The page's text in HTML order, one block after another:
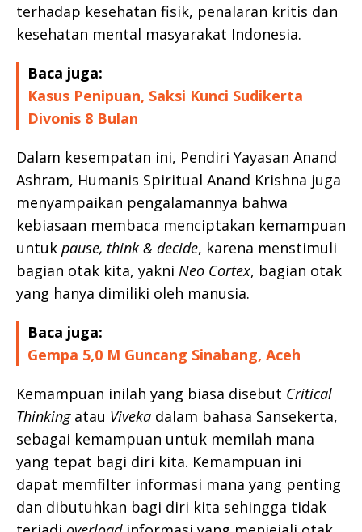
terhadap kesehatan fisik, penalaran kritis dan
kesehatan mental masyarakat Indonesia.
Baca juga:
Kasus Penipuan, Saksi Kunci Sudikerta
Divonis 8 Bulan
Dalam kesempatan ini, Pendiri Yayasan Anand
Ashram, Humanis Spiritual Anand Krishna juga
menyampaikan pengalamannya bahwa
kebiasaan membaca menciptakan kemampuan
untuk pause, think & decide, karena menstimuli
bagian otak kita, yakni Neo Cortex, bagian otak
yang hanya dimiliki oleh manusia.
Baca juga:
Gempa 5,0 M Guncang Sinabang, Aceh
Kemampuan inilah yang biasa disebut Critical
Thinkingatau Viveka dalam bahasa Sansekerta,
sebagai kemampuan untuk memilah mana
yang tepat bagi diri kita. Kemampuan ini
dapat memfilter informasi mana yang penting
dan dibutuhkan bagi diri kita sehingga tidak